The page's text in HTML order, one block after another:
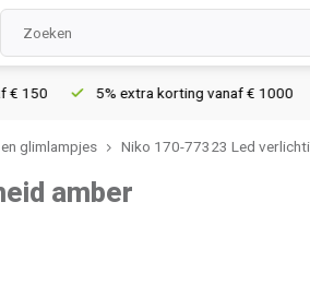
5% extra korting vanaf € 1000
glimlampjes Niko 170-77323 Led
amber